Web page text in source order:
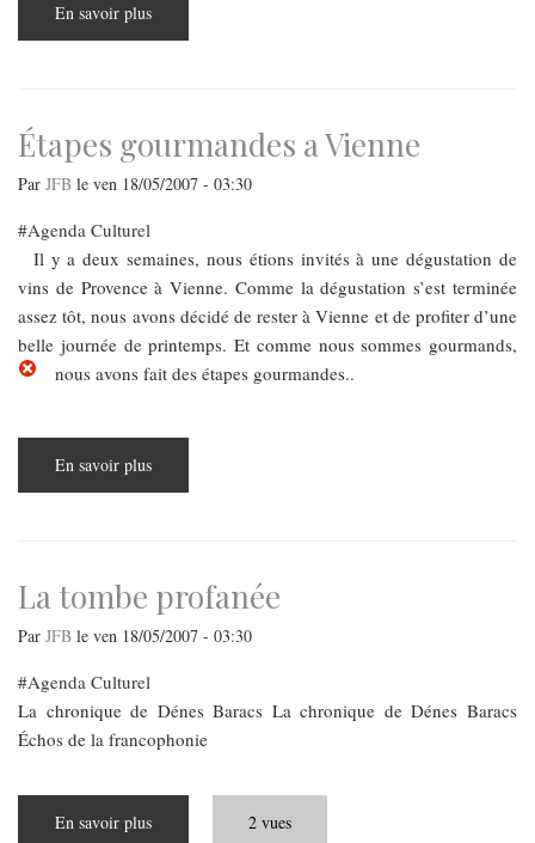
En savoir plus
Sarkozy
de
retour
en
Europe
Étapes gourmandes a Vienne
Par JFB le ven 18/05/2007 - 03:30
Agenda Culturel
Il y a deux semaines, nous étions invités à une dégustation de
vins de Provence à Vienne. Comme la dégustation s’est terminée
assez tôt, nous avons décidé de rester à Vienne et de profiter d’une
belle journée de printemps. Et comme nous sommes gourmands,
nous avons fait des étapes gourmandes..
En savoir plus
gourmandes
La tombe profanée
Par JFB le ven 18/05/2007 - 03:30
Agenda Culturel
La chronique de Dénes Baracs La chronique de Dénes Baracs
Échos de la francophonie
En savoir plus 2 vues